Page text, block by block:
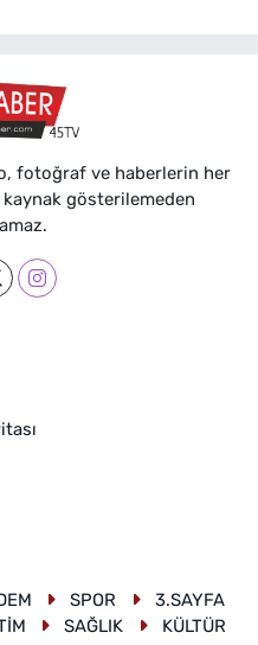
fotoğraf ve haberlerin her
kaynak gösterilemeden
SPOR
3.SAYFA
SAĞLIK KÜLTÜR